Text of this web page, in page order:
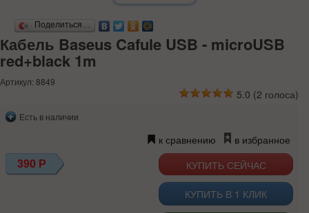
Поделиться…
Кабель Baseus Cafule USB - microUSB
red+black 1m
Артикул: 8849
5.0 (2 голоса)
Есть в наличии
к сравнению в избранное
390 Р
КУПИТЬ В 1 КЛИК